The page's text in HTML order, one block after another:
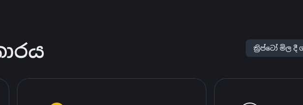
ක්‍රිප්ටෝ මිල දී